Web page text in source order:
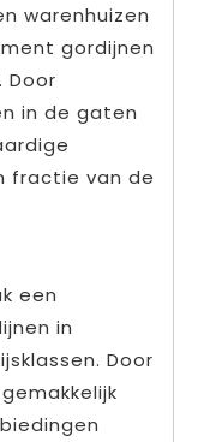
warenhuizen
gordijnen
Door
in de gaten
fractie van de
een
in
Door